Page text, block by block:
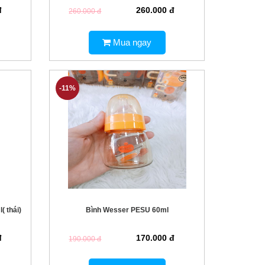
260.000 đ 260.000 đ
Mua ngay
thái)
-11%
Bình Wesser PESU 60ml
190.000 đ 170.000 đ